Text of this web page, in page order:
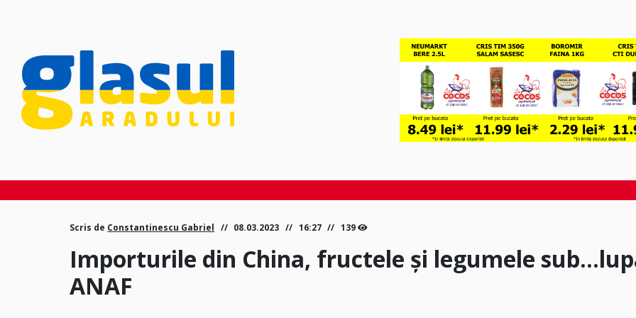
Scris de Constantinescu Gabriel 08.03.2023 16:27 139
Importurile din China, fructele și legumele
ANAF